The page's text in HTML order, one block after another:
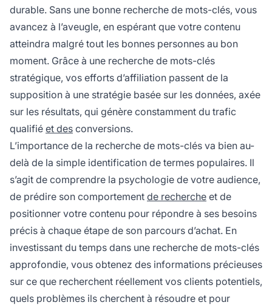
durable. Sans une bonne recherche de mots-clés, vous
avancez à l’aveugle, en espérant que votre contenu
atteindra malgré tout les bonnes personnes au bon
moment. Grâce à une recherche de mots-clés
stratégique, vos efforts d’affiliation passent de la
supposition à une stratégie basée sur les données, axée
sur les résultats, qui génère constamment du trafic
qualifié et des conversions.
L’importance de la recherche de mots-clés va bien au-
delà de la simple identification de termes populaires. Il
s’agit de comprendre la psychologie de votre audience,
de prédire son comportement de recherche et de
positionner votre contenu pour répondre à ses besoins
précis à chaque étape de son parcours d’achat. En
investissant du temps dans une recherche de mots-clés
approfondie, vous obtenez des informations précieuses
sur ce que recherchent réellement vos clients potentiels,
quels problèmes ils cherchent à résoudre et pour